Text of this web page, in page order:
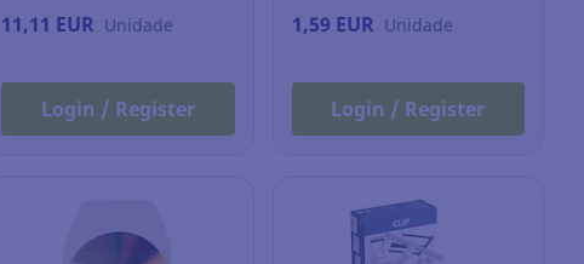
11,11 EUR Unidade
Login / Register
1,59 EUR Unidade
Login / Register